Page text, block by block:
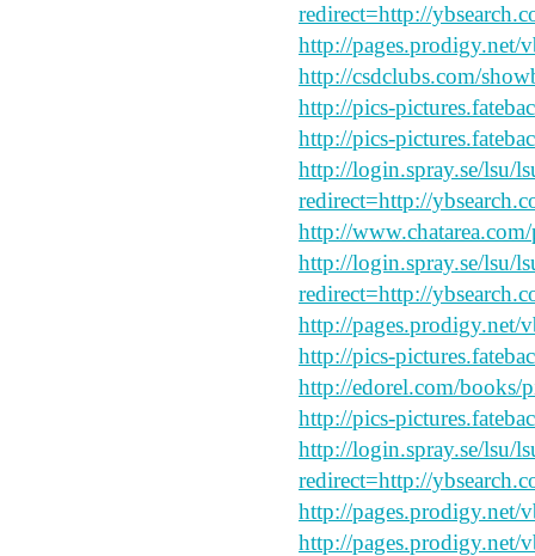
redirect=http://
http://pages.prodigy.net/
http://csdclubs.com/
http://pics-
http://pics-
http://login.spray.se/lsu/
redirect=http://
http://
http://login.spray.se/lsu/
redirect=http://
http://pages.prodigy.net/
http://pics-
http://edorel.com/books/
http://pics-
http://login.spray.se/lsu/
redirect=http://
http://pages.prodigy.net/
http://pages.prodigy.net/